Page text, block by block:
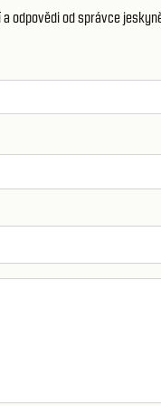
a odpovědi od správce